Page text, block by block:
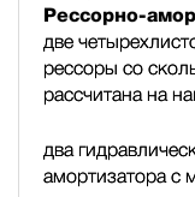
Рессорно-
две
рессоры со
рассчитана на
два
амортизатора с